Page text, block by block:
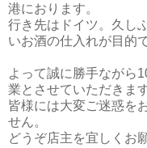
港におります。
行き先はドイツ。久し
いお酒の仕入れが目的
よって誠に勝手ながら
業とさせていただきます
皆様には大変ご迷惑を
せん。
どうぞ店主を宜しくお